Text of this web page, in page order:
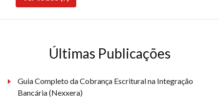
Últimas Publicações
Guia Completo da Cobrança Escritural na Integração
Bancária (Nexxera)